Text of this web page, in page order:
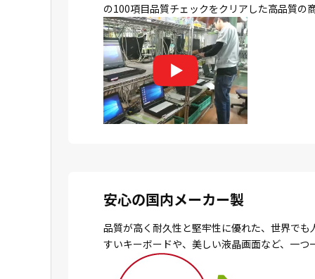
の100項目品質チェックをクリアした高品質の
安心の国内メーカー製
品質が高く耐久性と堅牢性に優れた、世界で
すいキーボードや、美しい液晶画面など、一つ